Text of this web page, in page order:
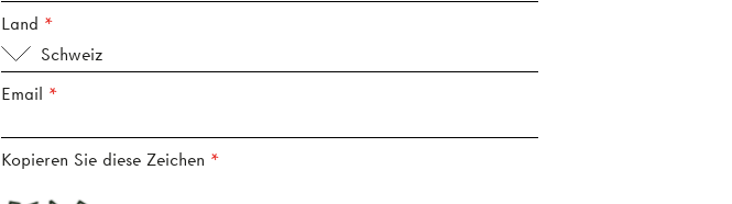
Land
Schweiz
Email
Kopieren Sie diese Zeichen